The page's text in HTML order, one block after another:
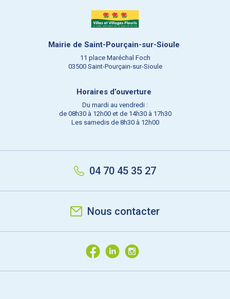
Mairie de Saint-Pourçain-sur-Sioule
11 place Maréchal Foch
03500 Saint-Pourçain-sur-Sioule
Horaires d’ouverture
Du mardi au vendredi :
de 08h30 à 12h00 et de 14h30 à 17h30
Les samedis de 8h30 à 12h00
04 70 45 35 27
Nous contacter